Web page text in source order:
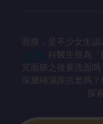
面膜，是不少女生
科醫生視為
完面膜之後要洗面
深層補濕跟抗老嗎
探